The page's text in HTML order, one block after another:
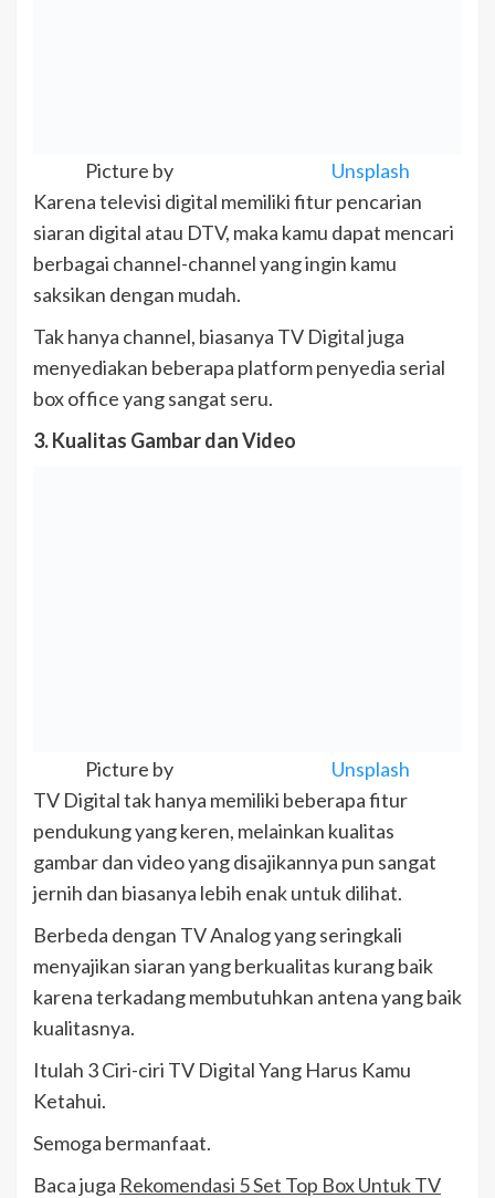
Picture by
Unsplash
Karena televisi digital memiliki fitur pencarian
siaran digital atau DTV, maka kamu dapat mencari
berbagai channel-channel yang ingin kamu
saksikan dengan mudah.
Tak hanya channel, biasanya TV Digital juga
menyediakan beberapa platform penyedia serial
box office yang sangat seru.
3. Kualitas Gambar dan Video
Picture by
Unsplash
TV Digital tak hanya memiliki beberapa fitur
pendukung yang keren, melainkan kualitas
gambar dan video yang disajikannya pun sangat
jernih dan biasanya lebih enak untuk dilihat.
Berbeda dengan TV Analog yang seringkali
menyajikan siaran yang berkualitas kurang baik
karena terkadang membutuhkan antena yang baik
kualitasnya.
Itulah 3 Ciri-ciri TV Digital Yang Harus Kamu
Ketahui.
Semoga bermanfaat.
Baca juga Rekomendasi 5 Set Top Box Untuk TV